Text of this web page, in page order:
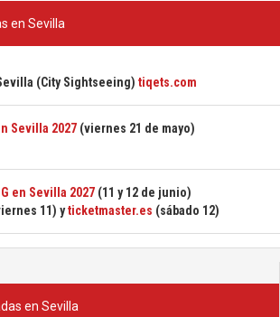
en Sevilla
en Sevilla
(City Sightseeing) tiqets.com
Sevilla 2027 (viernes 21 de mayo)
en Sevilla 2027 (11 y 12 de junio)
11) yticketmaster.es (sábado 12)